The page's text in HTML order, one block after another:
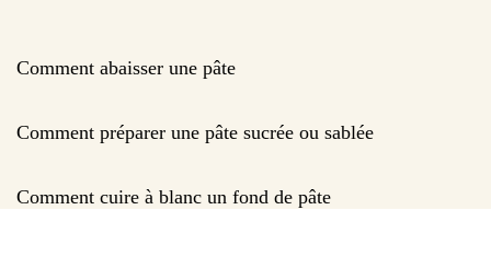
Comment abaisser une pâte
Comment préparer une pâte sucrée ou sablée
Comment cuire à blanc un fond de pâte